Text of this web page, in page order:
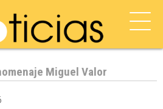
Miguel Valor